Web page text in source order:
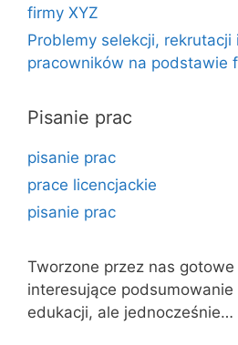
firmy XYZ
Problemy selekcji, rekrutacji
pracowników na podstawie
Pisanie prac
pisanie prac
prace licencjackie
pisanie prac
Tworzone przez nas
interesujące
edukacji, ale jednocześnie…